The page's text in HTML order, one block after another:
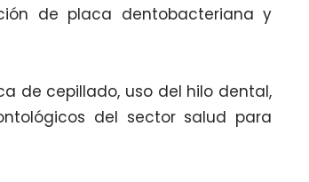
de placa dentobacteriana y
de cepillado, uso del hilo dental,
del sector salud para